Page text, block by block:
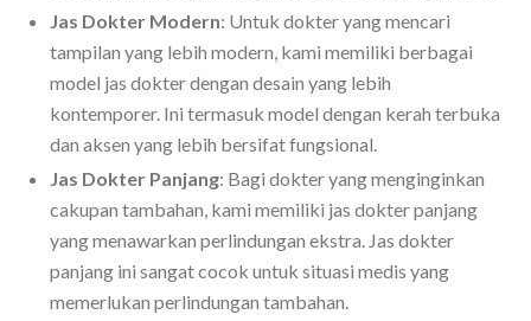
Jas Dokter Modern: Untuk dokter yang mencari
tampilan yang lebih modern, kami memiliki berbagai
model jas dokter dengan desain yang lebih
kontemporer. Ini termasuk model dengan kerah terbuka
dan aksen yang lebih bersifat fungsional.
Jas Dokter Panjang: Bagi dokter yang menginginkan
cakupan tambahan, kami memiliki jas dokter panjang
yang menawarkan perlindungan ekstra. Jas dokter
panjang ini sangat cocok untuk situasi medis yang
memerlukan perlindungan tambahan.